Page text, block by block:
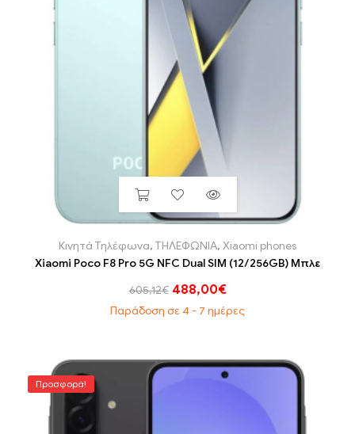
Κινητά Τηλέφωνα, ΤΗΛΕΦΩΝΙΑ, Xiaomi phones
Xiaomi Poco F8 Pro 5G NFC Dual SIM (12/256GB) Μπλε
605,12€ 488,00€
Παράδοση σε 4 - 7 ημέρες
Προσφορά!